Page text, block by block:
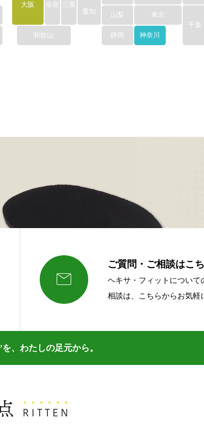
千葉
東京
神奈川
山梨
愛知
静岡
大阪 奈良 三重
和歌山

ご質問・ご相談はこ
ヘキサ・フィットについて
相談は、こちらからお気軽
、わたしの足元から。